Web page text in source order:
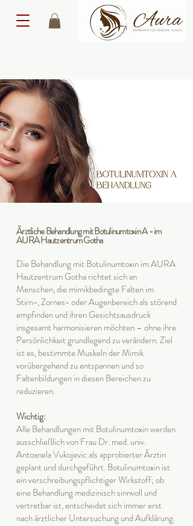
Ärztliche Behandlung mit Botulinumtoxin A - im
AURA Hautzentrum Gotha
Die Behandlung mit Botulinumtoxin im AURA
Hautzentrum Gotha richtet sich an
Menschen, die mimikbedingte Falten im
Stirn-, Zornes- oder Augenbereich als störend
empfinden und ihren Gesichtsausdruck
insgesamt harmonisieren möchten – ohne ihre
Persönlichkeit grundlegend zu verändern. Ziel
ist es, bestimmte Muskeln der Mimik
vorübergehend zu entspannen und so
Faltenbildungen in diesen Bereichen zu
reduzieren.
Wichtig:
Alle Behandlungen mit Botulinumtoxin werden
ausschließlich von Frau Dr. med. univ.
Antoanela Vukojevic als approbierter Ärztin
geplant und durchgeführt. Botulinumtoxin ist
ein verschreibungspflichtiger Wirkstoff; ob
eine Behandlung medizinisch sinnvoll und
vertretbar ist, entscheidet sich immer erst
nach ärztlicher Untersuchung und Aufklärung.